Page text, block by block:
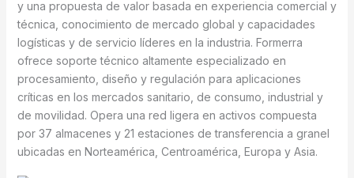
y una propuesta de valor basada en experiencia comercial y
técnica, conocimiento de mercado global y capacidades
logísticas y de servicio líderes en la industria. Formerra
ofrece soporte técnico altamente especializado en
procesamiento, diseño y regulación para aplicaciones
críticas en los mercados sanitario, de consumo, industrial y
de movilidad. Opera una red ligera en activos compuesta
por 37 almacenes y 21 estaciones de transferencia a granel
ubicadas en Norteamérica, Centroamérica, Europa y Asia.